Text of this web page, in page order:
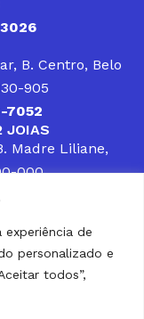
de
personalizado e
todos”,
B. Centro, Belo
905
7052
JOIAS
Madre Liliane,
000
9 8309-8660
E SERVIÇOS
ASSISTÊNCIA À
ATUA, SENDO
NA
POR
DO